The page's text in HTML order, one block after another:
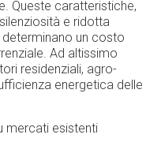
Queste caratteristiche,
e ridotta
un costo
Ad altissimo
residenziali, agro-
energetica delle
mercati esistenti